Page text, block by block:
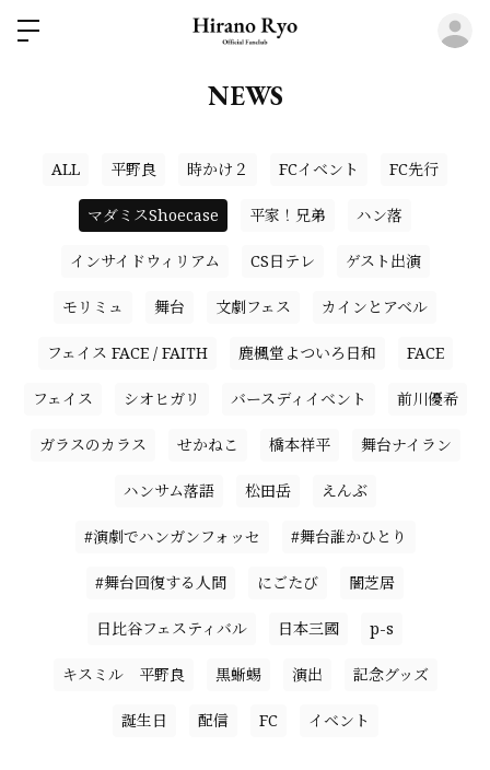
NEWS
ALL 平野良 時かけ２ FCイベント FC先行
マダミスShoecase 平家！兄弟 ハン落
インサイドウィリアム CS日テレ ゲスト出演
モリミュ 舞台 文劇フェス カインとアベル
フェイス FACE / FAITH 鹿楓堂よついろ日和 FACE
フェイス シオヒガリ バースディイベント 前川優希
ガラスのカラス せかねこ 橋本祥平 舞台ナイラン
ハンサム落語 松田岳 えんぶ
#演劇でハンガンフォッセ #舞台誰かひとり
#舞台回復する人間 にごたび 闇芝居
日比谷フェスティバル 日本三國 p-s
キスミル 平野良 黒蜥蜴 演出 記念グッズ
誕生日 配信 FC イベント